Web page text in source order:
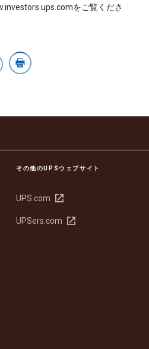
をご覧くださ
その他のUPSウェブサイト
UPS.com
新
い
UPSers.com
新